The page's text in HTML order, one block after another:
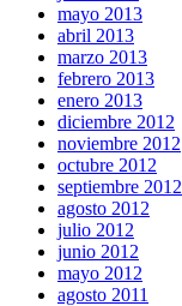
mayo 2013
abril 2013
marzo 2013
febrero 2013
enero 2013
diciembre 2012
noviembre 2012
octubre 2012
septiembre 2012
agosto 2012
julio 2012
junio 2012
mayo 2012
agosto 2011